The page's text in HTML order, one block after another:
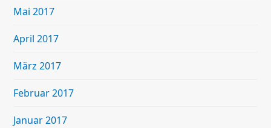
Mai 2017
April 2017
März 2017
Februar 2017
Januar 2017